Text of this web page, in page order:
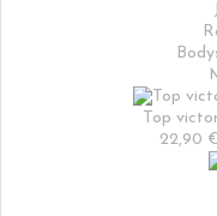
Top
22,90